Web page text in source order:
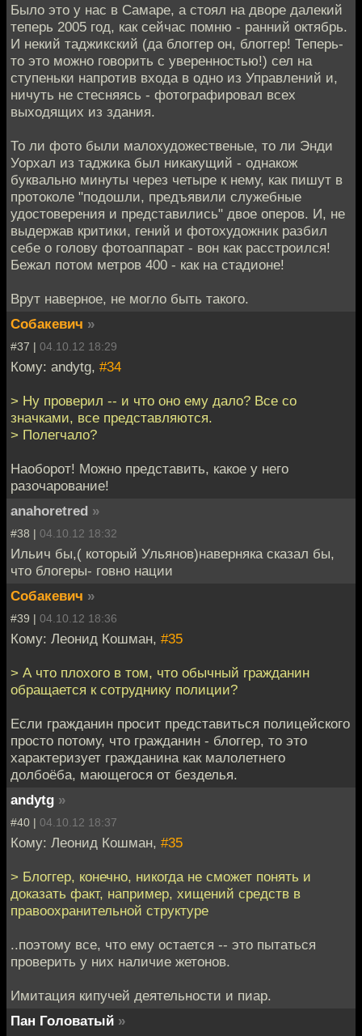
Было это у нас в Самаре, а стоял на дворе далекий
теперь 2005 год, как сейчас помню - ранний октябрь.
И некий таджикский (да блоггер он, блоггер! Теперь-
то это можно говорить с уверенностью!) сел на
ступеньки напротив входа в одно из Управлений и,
ничуть не стесняясь - фотографировал всех
выходящих из здания.
То ли фото были малохудожественые, то ли Энди
Уорхал из таджика был никакущий - однакож
буквально минуты через четыре к нему, как пишут в
протоколе "подошли, предъявили служебные
удостоверения и представились" двое оперов. И, не
выдержав критики, гений и фотохудожник разбил
себе о голову фотоаппарат - вон как расстроился!
Бежал потом метров 400 - как на стадионе!
Врут наверное, не могло быть такого.
Собакевич »
#37 | 04.10.12 18:29
Кому: andytg, #34
> Ну проверил -- и что оно ему дало? Все со
значками, все представляются.
> Полегчало?
Наоборот! Можно представить, какое у него
разочарование!
anahoretred »
#38 | 04.10.12 18:32
Ильич бы,( который Ульянов)наверняка сказал бы,
что блогеры- говно нации
Собакевич »
#39 | 04.10.12 18:36
Кому: Леонид Кошман, #35
> А что плохого в том, что обычный гражданин
обращается к сотруднику полиции?
Если гражданин просит представиться полицейского
просто потому, что гражданин - блоггер, то это
характеризует гражданина как малолетнего
долбоёба, мающегося от безделья.
andytg »
#40 | 04.10.12 18:37
Кому: Леонид Кошман, #35
> Блоггер, конечно, никогда не сможет понять и
доказать факт, например, хищений средств в
правоохранительной структуре
..поэтому все, что ему остается -- это пытаться
проверить у них наличие жетонов.
Имитация кипучей деятельности и пиар.
Пан Головатый »